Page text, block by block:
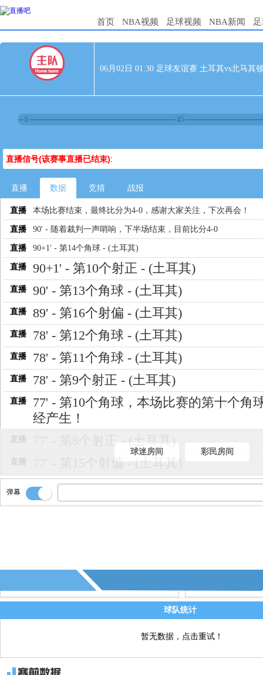
首页 NBA视频 足球视频 NBA新闻
06月02日 01:30 足球友谊赛 土耳其vs北马其
0 45
直播信号(该赛事直播已结束):
直播 数据 竞猜 战报
直播 本场比赛结束，最终比分为4-0，感谢大家关注，下次再会！
直播 90' - 随着裁判一声哨响，下半场结束，目前比分4-0
直播 90+1' - 第14个角球 - (土耳其)
直播 90+1' - 第10个射正 - (土耳其)
直播 90' - 第13个角球 - (土耳其)
直播 89' - 第16个射偏 - (土耳其)
直播 78' - 第12个角球 - (土耳其)
直播 78' - 第11个角球 - (土耳其)
直播 78' - 第9个射正 - (土耳其)
直播
77' - 第10个角球，本场比赛的第十个角
经产生！
直播 77' - 第8个射正 - (土耳其)
直播 77' - 第15个射偏 - (土耳其)
74' - 北马其顿换人，拉斯托德↑ 艾力夫•
马斯↓
70' - 第7个射正 - (土耳其)
69' - 第14个射偏 - (土耳其)
球迷房间 彩民房间
弹幕
球队统计
暂无数据，点击重试！